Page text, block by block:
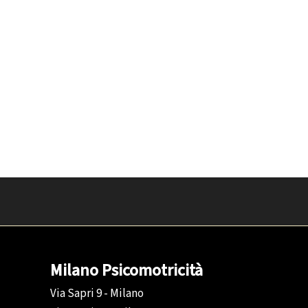
Milano Psicomotricità
Via Sapri 9 - Milano